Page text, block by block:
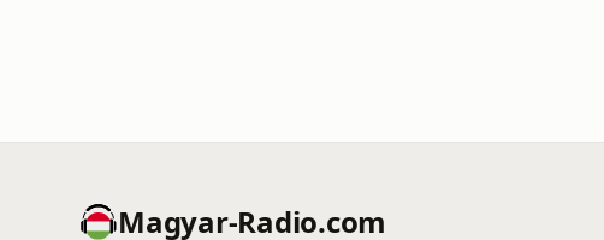
Magyar-Radio.com